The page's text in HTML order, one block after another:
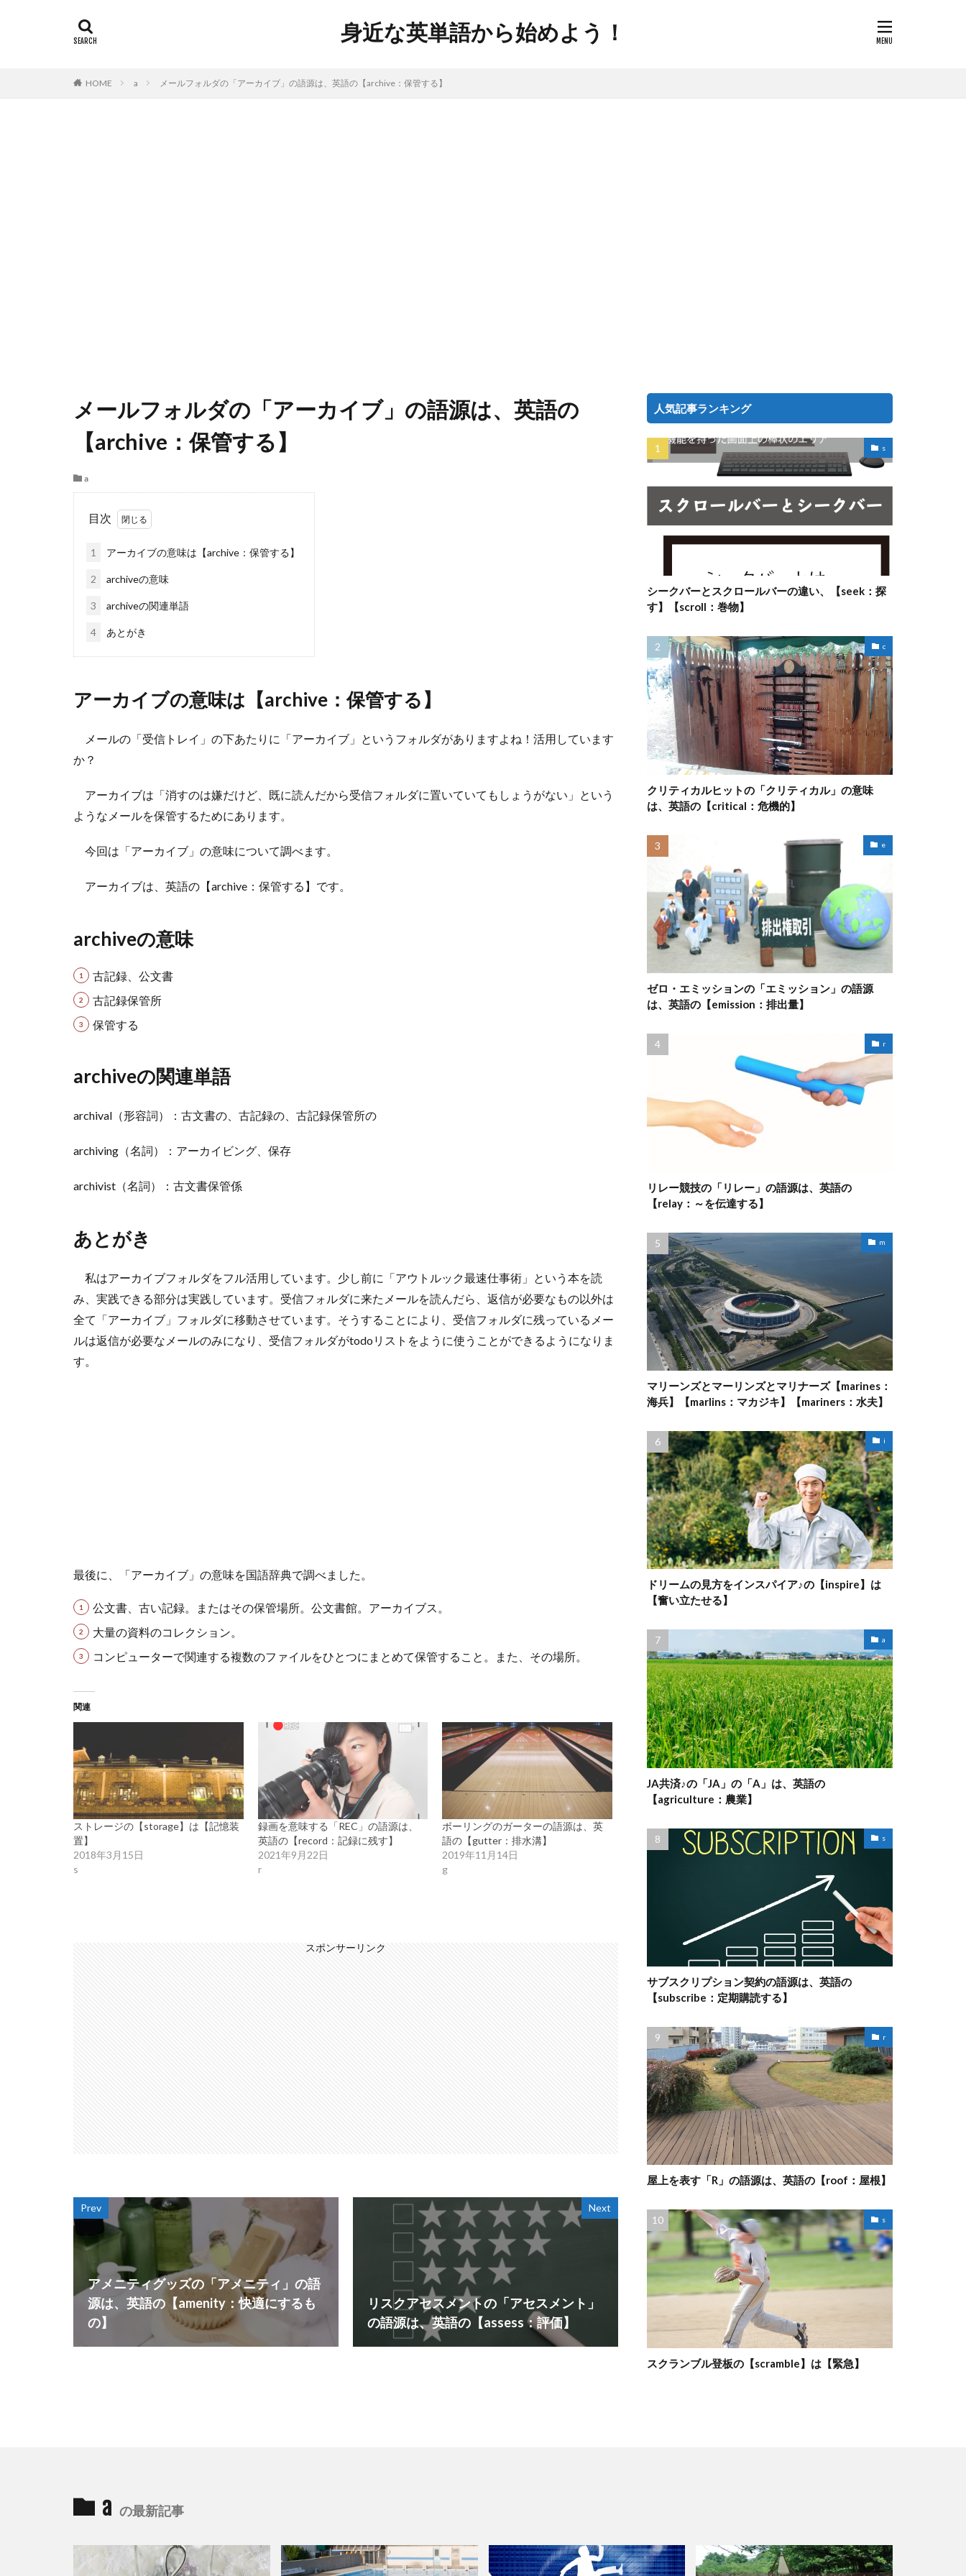
身近な英単語から始めよう！
HOME a メールフォルダの「アーカイブ」の語源は、英語の【archive：保管する】
メールフォルダの「アーカイブ」の語源は、英語の
【archive：保管する】
a
目次
1 アーカイブの意味は【archive：保管する】
2 archiveの意味
3 archiveの関連単語
4 あとがき
アーカイブの意味は【archive：保管する】
メールの「受信トレイ」の下あたりに「アーカイブ」というフォルダがありますよね！活用しています
か？
アーカイブは「消すのは嫌だけど、既に読んだから受信フォルダに置いていてもしょうがない」という
ようなメールを保管するためにあります。
今回は「アーカイブ」の意味について調べます。
アーカイブは、英語の【archive：保管する】です。
archiveの意味
古記録、公文書
古記録保管所
保管する
archiveの関連単語
archival（形容詞）：古文書の、古記録の、古記録保管所の
archiving（名詞）：アーカイビング、保存
archivist（名詞）：古文書保管係
あとがき
私はアーカイブフォルダをフル活用しています。少し前に「アウトルック最速仕事術」という本を読
み、実践できる部分は実践しています。受信フォルダに来たメールを読んだら、返信が必要なもの以外は
全て「アーカイブ」フォルダに移動させています。そうすることにより、受信フォルダに残っているメー
ルは返信が必要なメールのみになり、受信フォルダがtodoリストをように使うことができるようになりま
す。
最後に、「アーカイブ」の意味を国語辞典で調べました。
公文書、古い記録。またはその保管場所。公文書館。アーカイブス。
大量の資料のコレクション。
コンピューターで関連する複数のファイルをひとつにまとめて保管すること。また、その場所。
関連
ストレージの【storage】は【記憶装
置】
2018年3月15日
s
録画を意味する「REC」の語源は、
英語の【record：記録に残す】
2021年9月22日
r
ボーリングのガーターの語源は、英
語の【gutter：排水溝】
2019年11月14日
g
スポンサーリンク
Prev
アメニティグッズの「アメニティ」の語
源は、英語の【amenity：快適にするも
の】
Next
リスクアセスメントの「アセスメント」
の語源は、英語の【assess：評価】
人気記事ランキング
s
シークバーとスクロールバーの違い、【seek：探
す】【scroll：巻物】
c
クリティカルヒットの「クリティカル」の意味
は、英語の【critical：危機的】
e
ゼロ・エミッションの「エミッション」の語源
は、英語の【emission：排出量】
r
リレー競技の「リレー」の語源は、英語の
【relay：～を伝達する】
m
マリーンズとマーリンズとマリナーズ【marines：
海兵】【marlins：マカジキ】【mariners：水夫】
i
ドリームの見方をインスパイア♪の【inspire】は
【奮い立たせる】
a
JA共済♪の「JA」の「A」は、英語の
【agriculture：農業】
s
サブスクリプション契約の語源は、英語の
【subscribe：定期購読する】
r
屋上を表す「R」の語源は、英語の【roof：屋根】
s
スクランブル登板の【scramble】は【緊急】
a の最新記事